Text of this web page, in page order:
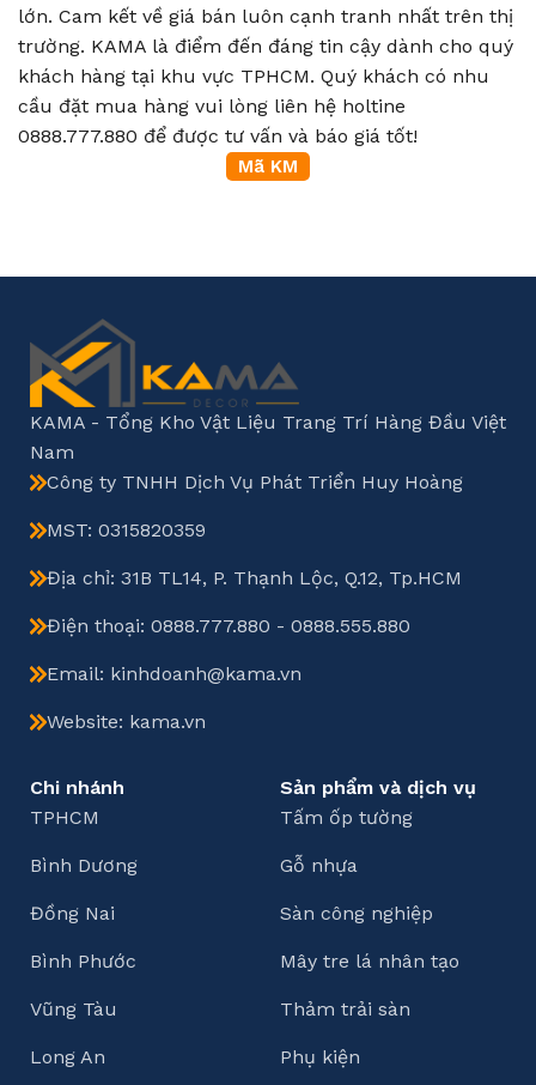
lớn. Cam kết về giá bán luôn cạnh tranh nhất trên thị
trường. KAMA là điểm đến đáng tin cậy dành cho quý
khách hàng tại khu vực TPHCM. Quý khách có nhu
cầu đặt mua hàng vui lòng liên hệ holtine
0888.777.880 để được tư vấn và báo giá tốt!
KAMA - Tổng Kho Vật Liệu Trang Trí Hàng Đầu Việt
Nam
Công ty TNHH Dịch Vụ Phát Triển Huy Hoàng
MST: 0315820359
Địa chỉ: 31B TL14, P. Thạnh Lộc, Q.12, Tp.HCM
Điện thoại: 0888.777.880 - 0888.555.880
Email: kinhdoanh@kama.vn
Website: kama.vn
Chi nhánh
TPHCM
Bình Dương
Đồng Nai
Bình Phước
Vũng Tàu
Long An
Sản phẩm và dịch vụ
Tấm ốp tường
Gỗ nhựa
Sàn công nghiệp
Mây tre lá nhân tạo
Thảm trải sàn
Phụ kiện